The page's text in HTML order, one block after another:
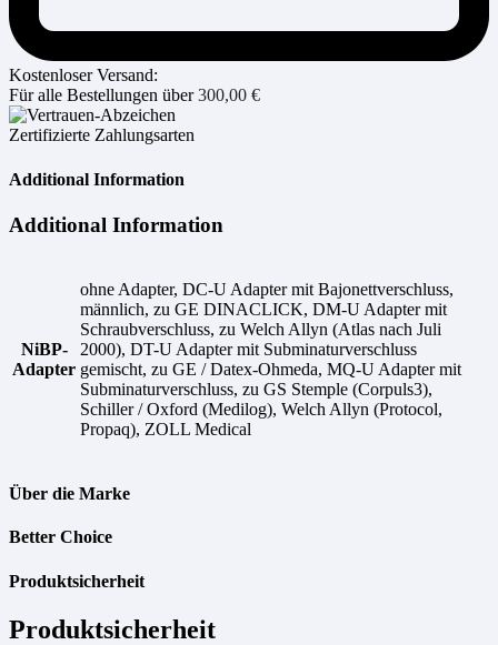
Kostenloser Versand:
Für alle Bestellungen über300,00 €
Zertifizierte Zahlungsarten
Additional Information
Additional Information
NiBP-
Adapter
ohne Adapter, DC-U Adapter mit Bajonettverschluss,
männlich, zu GE DINACLICK, DM-U Adapter mit
Schraubverschluss, zu Welch Allyn (Atlas nach Juli
2000), DT-U Adapter mit Subminaturverschluss
gemischt, zu GE / Datex-Ohmeda, MQ-U Adapter mit
Subminaturverschluss, zu GS Stemple (Corpuls3),
Schiller / Oxford (Medilog), Welch Allyn (Protocol,
Propaq), ZOLL Medical
Über die Marke
Better Choice
Produktsicherheit
Produktsicherheit